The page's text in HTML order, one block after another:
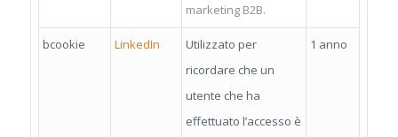
marketing B2B.
bcookie LinkedIn
Utilizzato per
ricordare che un
utente che ha
effettuato l’accesso è
1 anno